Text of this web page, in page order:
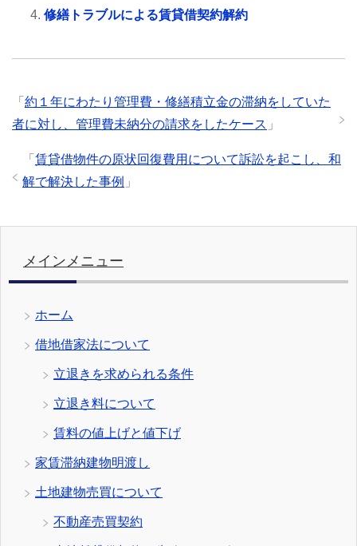
修繕トラブルによる賃貸借契約解約
「 約１年にわたり管理費・修繕積立金の滞納をしていた
者に対し、管理費未納分の請求をしたケース 」
「 賃貸借物件の原状回復費用について訴訟を起こし、和
解で解決した事例 」
メインメニュー
ホーム
借地借家法について
立退きを求められる条件
立退き料について
賃料の値上げと値下げ
家賃滞納建物明渡し
土地建物売買について
不動産売買契約